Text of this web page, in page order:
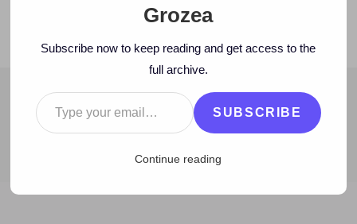
ENTREPRENEUR. FOUNDER/CEO MOCAPP.
BLOG
2008 > April > 29 > Istorie Metallica vrea pe internet… Abia
Grozea
Subscribe now to keep reading and get access to the
full archive.
Type your email…
SUBSCRIBE
Continue reading